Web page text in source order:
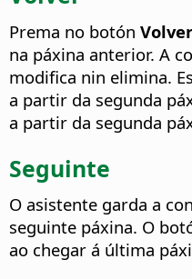
Prema no botón Volver
na páxina anterior. A
modifica nin elimina.
a partir da segunda
a partir da segunda
Seguinte
O asistente garda a
seguinte páxina. O
ao chegar á última